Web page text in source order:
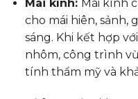
Mái kính: Mái kính
cho mái hiên, sảnh,
sáng. Khi kết hợp
nhôm, công trình
tính thẩm mỹ và